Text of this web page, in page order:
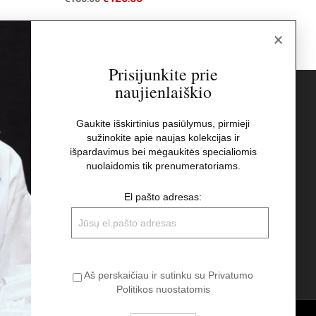
El pašto adresas:
Aš perskaičiau ir sutinku su Privatumo
Politikos nuostatomis
×
Prisijunkite prie
naujienlaiškio
Gaukite išskirtinius pasiūlymus, pirmieji
sužinokite apie naujas kolekcijas ir
išpardavimus bei mėgaukitės specialiomis
nuolaidomis tik prenumeratoriams.
El pašto adresas:
Aš perskaičiau ir sutinku su Privatumo
Politikos nuostatomis